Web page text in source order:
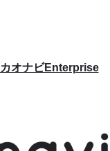
カオナビEnterprise